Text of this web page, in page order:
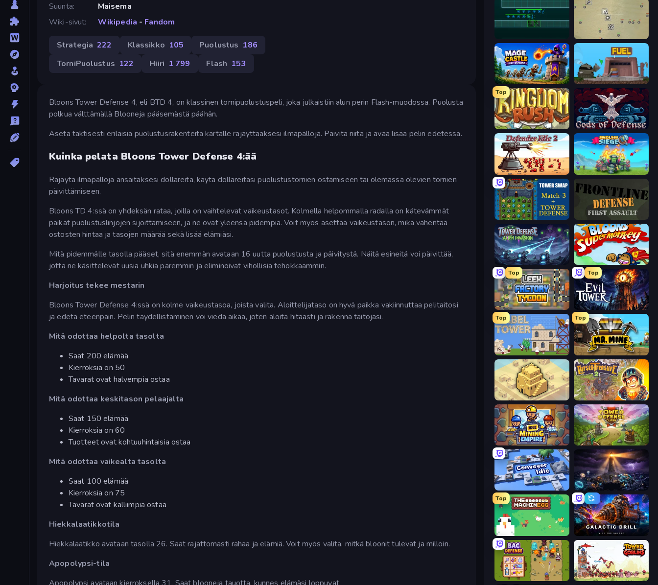
Suunta
Maisema
Wiki-sivut
Wikipedia - Fandom
Strategia 222 Klassikko 105 Puolustus 186
TorniPuolustus 122 Hiiri 1 799 Flash 153
Bloons Tower Defense 4, eli BTD 4, on klassinen tornipuolustuspeli, joka julkaistiin alun perin Flash-muodossa. Puolusta
polkua välttämällä Blooneja pääsemästä päähän.
Aseta taktisesti erilaisia puolustusrakenteita kartalle räjäyttääksesi ilmapalloja. Päivitä niitä ja avaa lisää pelin edetessä.
Kuinka pelata Bloons Tower Defense 4:ää
Räjäytä ilmapalloja ansaitaksesi dollareita, käytä dollareitasi puolustustornien ostamiseen tai olemassa olevien tornien
päivittämiseen.
Bloons TD 4:ssä on yhdeksän rataa, joilla on vaihtelevat vaikeustasot. Kolmella helpommalla radalla on kätevämmät
paikat puolustuslinjojen sijoittamiseen, ja ne ovat yleensä pidempiä. Voit myös asettaa vaikeustason, mikä vähentää
ostosten hintaa ja tasojen määrää sekä lisää elämiäsi.
Mitä pidemmälle tasolla pääset, sitä enemmän avataan 16 uutta puolustusta ja päivitystä. Näitä esineitä voi päivittää,
jotta ne käsittelevät uusia uhkia paremmin ja eliminoivat vihollisia tehokkaammin.
Harjoitus tekee mestarin
Bloons Tower Defense 4:ssä on kolme vaikeustasoa, joista valita. Aloittelijataso on hyvä paikka vakiinnuttaa pelitaitosi
ja edetä eteenpäin. Pelin täydellistäminen voi viedä aikaa, joten aloita hitaasti ja rakenna taitojasi.
Mitä odottaa helpolta tasolta
Saat 200 elämää
Kierroksia on 50
Tavarat ovat halvempia ostaa
Mitä odottaa keskitason pelaajalta
Saat 150 elämää
Kierroksia on 60
Tuotteet ovat kohtuuhintaisia ostaa
Mitä odottaa vaikealta tasolta
Saat 100 elämää
Kierroksia on 75
Tavarat ovat kalliimpia ostaa
Hiekkalaatikkotila
Hiekkalaatikko avataan tasolla 26. Saat rajattomasti rahaa ja elämiä. Voit myös valita, mitkä bloonit tulevat ja milloin.
Apopolypsi-tila
Apopolypsi avataan kierroksella 31. Saat blooneja tauotta, kunnes elämäsi loppuvat.
Desktop Tower Defense
Mage Castle Idle Defense Motherload
Top
Kingdom Rush Gods of Defense
Defender Idle 2 Endless Siege
Tower Swap Frontline Defense
Tower Defense - Alien Invasion Bloons Super Monkey
Top
Leek Factory Tycoon
Top
Evil Tower
Top
Babel Tower
Top
Mr. Mine
City Blocks Cursed Treasure 2
Idle Mining Empire Tower Defense Clash
Conveyor Idle The Last Lighthouse
Top
The MachinEGG Galactic Drill
Bag Defense Tower vs Goblins